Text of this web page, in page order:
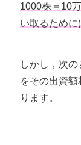
1000株＝10
い取るため
しかし，次
をその出資
ります。